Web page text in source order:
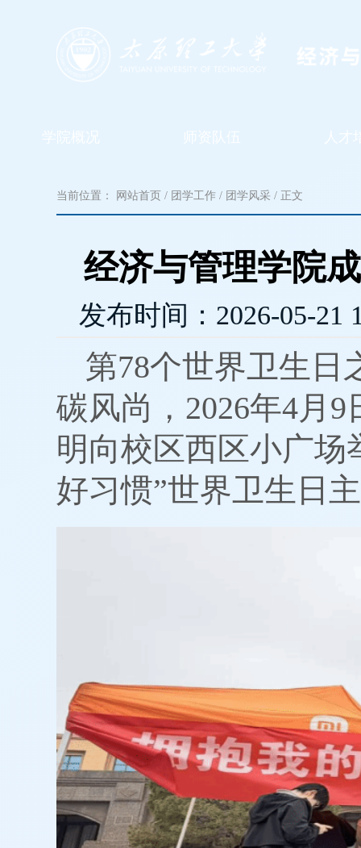
学院概况 师资队伍 人才
当前位置： 网站首页 / 团学工作 / 团学风采 / 正文
经济与管理学院
发布时间： 2026-05-21
第78个世界卫生日
碳风尚，2026年4月
明向校区西区小广场
好习惯”世界卫生日